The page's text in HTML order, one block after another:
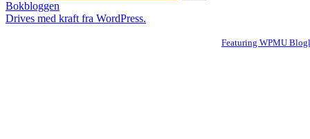
Bokbloggen
Drives med kraft fra WordPress.
Featuring WPMU